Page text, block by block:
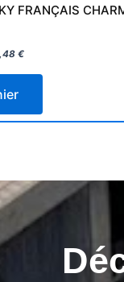
FRANÇAIS
€